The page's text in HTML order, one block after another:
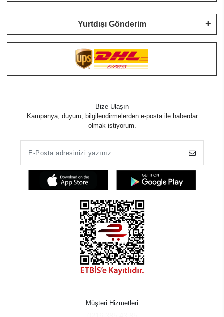
Yurtdışı Gönderim
Bize Ulaşın
Kampanya, duyuru, bilgilendirmelerden e-posta ile haberdar
olmak istiyorum.
Müşteri Hizmetleri